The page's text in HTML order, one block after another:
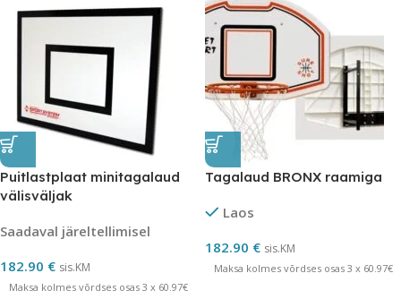
Puitlastplaat minitagalaud
välisväljak
Saadaval järeltellimisel
182.90 € sis.KM
Maksa kolmes võrdses osas 3 x 60.97€
Tagalaud BRONX raamiga
Laos
182.90 € sis.KM
Maksa kolmes võrdses osas 3 x 60.97€